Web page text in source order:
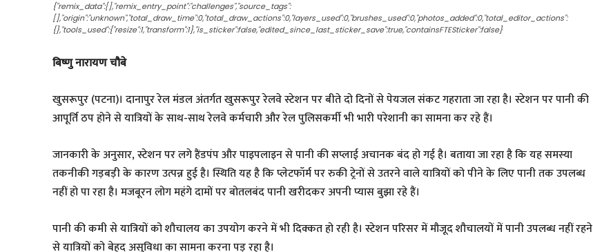
{"remix_data":[],"remix_entry_point":"challenges","source_tags":
[],"origin":"unknown","total_draw_time":0,"total_draw_actions":0,"layers_used":0,"brushes_used":0,"photos_added":0,"total_editor_actions":
{},"tools_used":{"resize":1,"transform":1},"is_sticker":false,"edited_since_last_sticker_save":true,"containsFTESticker":false}
बिष्णु नारायण चौबे
खुसरूपुर (पटना)। दानापुर रेल मंडल अंतर्गत खुसरूपुर रेलवे स्टेशन पर बीते दो दिनों से पेयजल संकट गहराता जा रहा है। स्टेशन पर पानी की
आपूर्ति ठप होने से यात्रियों के साथ-साथ रेलवे कर्मचारी और रेल पुलिसकर्मी भी भारी परेशानी का सामना कर रहे हैं।
जानकारी के अनुसार, स्टेशन पर लगे हैंडपंप और पाइपलाइन से पानी की सप्लाई अचानक बंद हो गई है। बताया जा रहा है कि यह समस्या
तकनीकी गड़बड़ी के कारण उत्पन्न हुई है। स्थिति यह है कि प्लेटफॉर्म पर रुकी ट्रेनों से उतरने वाले यात्रियों को पीने के लिए पानी तक उपलब्ध
नहीं हो पा रहा है। मजबूरन लोग महंगे दामों पर बोतलबंद पानी खरीदकर अपनी प्यास बुझा रहे हैं।
पानी की कमी से यात्रियों को शौचालय का उपयोग करने में भी दिक्कत हो रही है। स्टेशन परिसर में मौजूद शौचालयों में पानी उपलब्ध नहीं रहने
से यात्रियों को बेहद असुविधा का सामना करना पड़ रहा है।